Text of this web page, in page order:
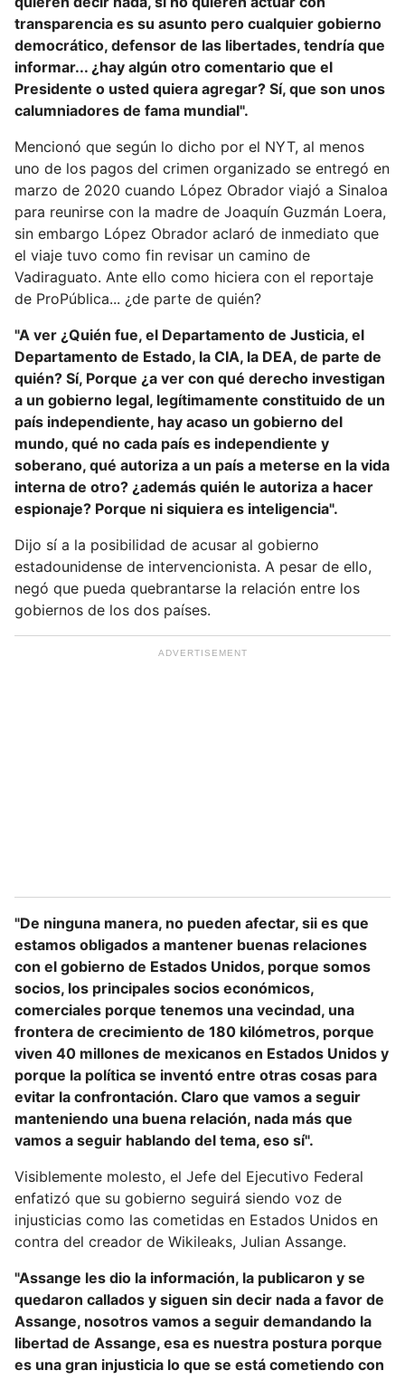
transparencia es su asunto pero cualquier gobierno
democrático, defensor de las libertades, tendría que
informar... ¿hay algún otro comentario que el
Presidente o usted quiera agregar? Sí, que son unos
calumniadores de fama mundial".
Mencionó que según lo dicho por el NYT, al menos
uno de los pagos del crimen organizado se entregó en
marzo de 2020 cuando López Obrador viajó a Sinaloa
para reunirse con la madre de Joaquín Guzmán Loera,
sin embargo López Obrador aclaró de inmediato que
el viaje tuvo como fin revisar un camino de
Vadiraguato. Ante ello como hiciera con el reportaje
de ProPública... ¿de parte de quién?
"A ver ¿Quién fue, el Departamento de Justicia, el
Departamento de Estado, la CIA, la DEA, de parte de
quién? Sí, Porque ¿a ver con qué derecho investigan
a un gobierno legal, legítimamente constituido de un
país independiente, hay acaso un gobierno del
mundo, qué no cada país es independiente y
soberano, qué autoriza a un país a meterse en la vida
interna de otro? ¿además quién le autoriza a hacer
espionaje? Porque ni siquiera es inteligencia".
Dijo sí a la posibilidad de acusar al gobierno
estadounidense de intervencionista. A pesar de ello,
negó que pueda quebrantarse la relación entre los
gobiernos de los dos países.
"De ninguna manera, no pueden afectar, sii es que
estamos obligados a mantener buenas relaciones
con el gobierno de Estados Unidos, porque somos
socios, los principales socios económicos,
comerciales porque tenemos una vecindad, una
frontera de crecimiento de 180 kilómetros, porque
viven 40 millones de mexicanos en Estados Unidos y
porque la política se inventó entre otras cosas para
evitar la confrontación. Claro que vamos a seguir
manteniendo una buena relación, nada más que
vamos a seguir hablando del tema, eso sí".
Visiblemente molesto, el Jefe del Ejecutivo Federal
enfatizó que su gobierno seguirá siendo voz de
injusticias como las cometidas en Estados Unidos en
contra del creador de Wikileaks, Julian Assange.
"Assange les dio la información, la publicaron y se
quedaron callados y siguen sin decir nada a favor de
Assange, nosotros vamos a seguir demandando la
libertad de Assange, esa es nuestra postura porque
es una gran injusticia lo que se está cometiendo con